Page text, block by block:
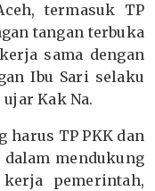
termasuk TP
tangan terbuka
sama dengan
Ibu Sari selaku
Kak Na.
harus TP PKK dan
mendukung
pemerintah,